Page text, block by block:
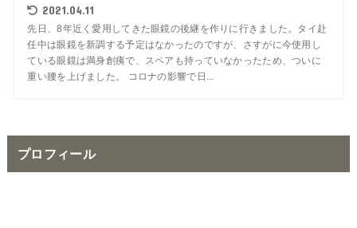
2021.04.11
先日、8年近く愛用してきた眼鏡の後継を作りに行きました。タイ赴
任中は眼鏡を新調する予定はなかったのですが、さすがに今使用し
ている眼鏡は満身創痍で、スペアも持っていなかったため、ついに
重い腰を上げました。 コロナの影響で日...
プロフィール